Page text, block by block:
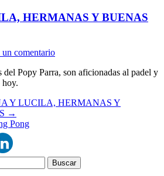
HERMANAS Y BUENAS
un comentario
Popy Parra, son aficionadas al padel y
hoy.
Y LUCILA, HERMANAS Y
→
Pong